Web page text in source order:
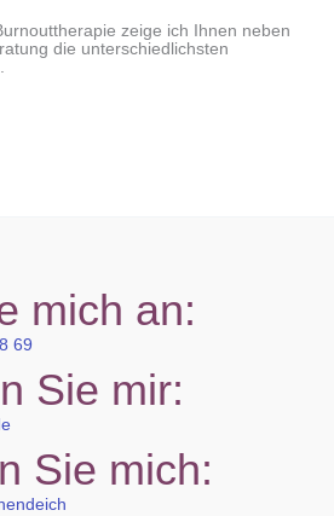
zeige ich Ihnen neben
die unterschiedlichsten
mich an:
69
Sie mir:
Sie mich: